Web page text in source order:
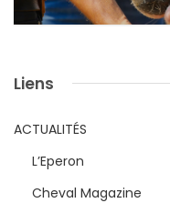
Liens
ACTUALITÉS
L’Eperon
Cheval Magazine